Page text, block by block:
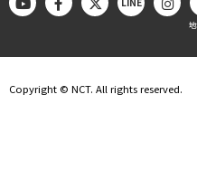
Copyright © NCT. All rights reserved.